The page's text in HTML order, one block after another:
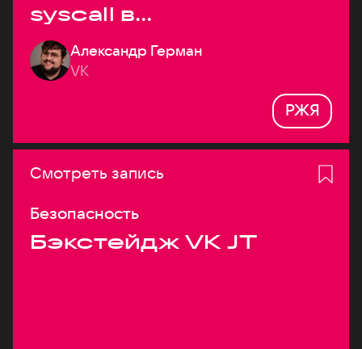
syscall в
высоконагруженных
системах
Александр Герман
VK
РЖЯ
Смотреть запись
Безопасность
Бэкстейдж VK JT